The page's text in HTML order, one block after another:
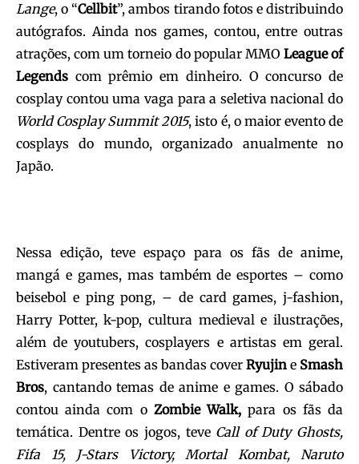
Lange, o “Cellbit”, ambos tirando fotos e distribuindo
autógrafos. Ainda nos games, contou, entre outras
atrações, com um torneio do popular MMO League of
Legends com prêmio em dinheiro. O concurso de
cosplay contou uma vaga para a seletiva nacional do
World Cosplay Summit 2015, isto é, o maior evento de
cosplays do mundo, organizado anualmente no
Japão.
Nessa edição, teve espaço para os fãs de anime,
mangá e games, mas também de esportes – como
beisebol e ping pong, – de card games, j-fashion,
Harry Potter, k-pop, cultura medieval e ilustrações,
além de youtubers, cosplayers e artistas em geral.
Estiveram presentes as bandas cover Ryujin e Smash
Bros, cantando temas de anime e games. O sábado
contou ainda com o Zombie Walk, para os fãs da
temática. Dentre os jogos, teve Call of Duty Ghosts,
Fifa 15, J-Stars Victory, Mortal Kombat, Naruto